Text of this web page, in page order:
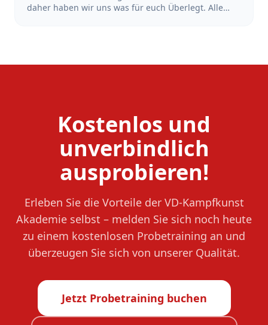
daher haben wir uns was für euch Überlegt. Alle
wegen der Ferien und Starte dein Training jetzt!
Kostenlos und
unverbindlich
ausprobieren!
Erleben Sie die Vorteile der VD-Kampfkunst
Akademie selbst – melden Sie sich noch heute
zu einem kostenlosen Probetraining an und
überzeugen Sie sich von unserer Qualität.
Jetzt Probetraining buchen